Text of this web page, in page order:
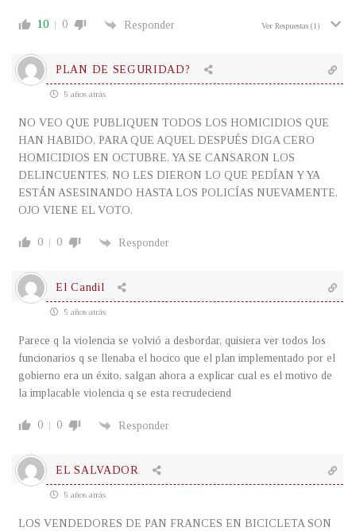
10 0 Responder Ver Respuestas (1)
PLAN DE SEGURIDAD?
5 años atrás
NO VEO QUE PUBLIQUEN TODOS LOS HOMICIDIOS QUE
HAN HABIDO, PARA QUE AQUEL DESPUÉS DIGA CERO
HOMICIDIOS EN OCTUBRE, YA SE CANSARON LOS
DELINCUENTES, NO LES DIERON LO QUE PEDÍAN Y YA
ESTÁN ASESINANDO HASTA LOS POLICÍAS NUEVAMENTE,
OJO VIENE EL VOTO.
0 0 Responder
El Candil
5 años atrás
Parece q la violencia se volvió a desbordar, quisiera ver todos los
funcionarios q se llenaba el hocico que el plan implementado por el
gobierno era un éxito, salgan ahora a explicar cual es el motivo de
la implacable violencia q se esta recrudeciend
0 0 Responder
EL SALVADOR
5 años atrás
LOS VENDEDORES DE PAN FRANCES EN BICICLETA SON